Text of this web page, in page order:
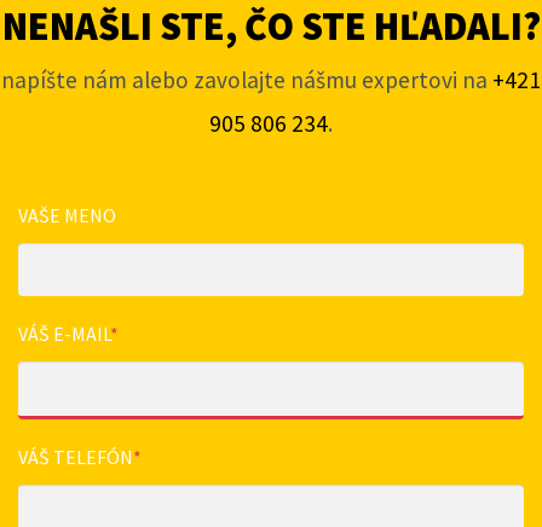
NENAŠLI STE, ČO STE HĽADALI?
napíšte nám alebo zavolajte nášmu expertovi na +421
905 806 234.
VAŠE MENO
VÁŠ E-MAIL*
VÁŠ TELEFÓN*